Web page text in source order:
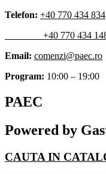
Skip
Telefon: +40 770 434 834
+40 770 434
Email: comenzi@paec.ro
Program: 10:00 – 19:00
PAEC
Powered by
CAUTA IN